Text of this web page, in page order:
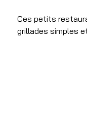
Ces petits
grillades simples